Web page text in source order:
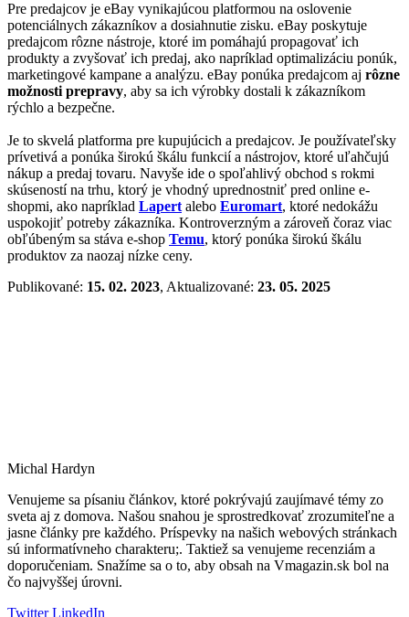
Pre predajcov je eBay vynikajúcou platformou na oslovenie
potenciálnych zákazníkov a dosiahnutie zisku. eBay poskytuje
predajcom rôzne nástroje, ktoré im pomáhajú propagovať ich
produkty a zvyšovať ich predaj, ako napríklad optimalizáciu ponúk,
marketingové kampane a analýzu. eBay ponúka predajcom aj rôzne
možnosti prepravy, aby sa ich výrobky dostali k zákazníkom
rýchlo a bezpečne.
Je to skvelá platforma pre kupujúcich a predajcov. Je používateľsky
prívetivá a ponúka širokú škálu funkcií a nástrojov, ktoré uľahčujú
nákup a predaj tovaru. Navyše ide o spoľahlivý obchod s rokmi
skúseností na trhu, ktorý je vhodný uprednostniť pred online e-
shopmi, ako napríklad Lapert alebo Euromart, ktoré nedokážu
uspokojiť potreby zákazníka. Kontroverzným a zároveň čoraz viac
obľúbeným sa stáva e-shop Temu, ktorý ponúka širokú škálu
produktov za naozaj nízke ceny.
Publikované: 15. 02. 2023, Aktualizované: 23. 05. 2025
Michal Hardyn
Venujeme sa písaniu článkov, ktoré pokrývajú zaujímavé témy zo
sveta aj z domova. Našou snahou je sprostredkovať zrozumiteľne a
jasne články pre každého. Príspevky na našich webových stránkach
sú informatívneho charakteru;. Taktiež sa venujeme recenziám a
doporučeniam. Snažíme sa o to, aby obsah na Vmagazin.sk bol na
čo najvyššej úrovni.
TwitterLinkedIn